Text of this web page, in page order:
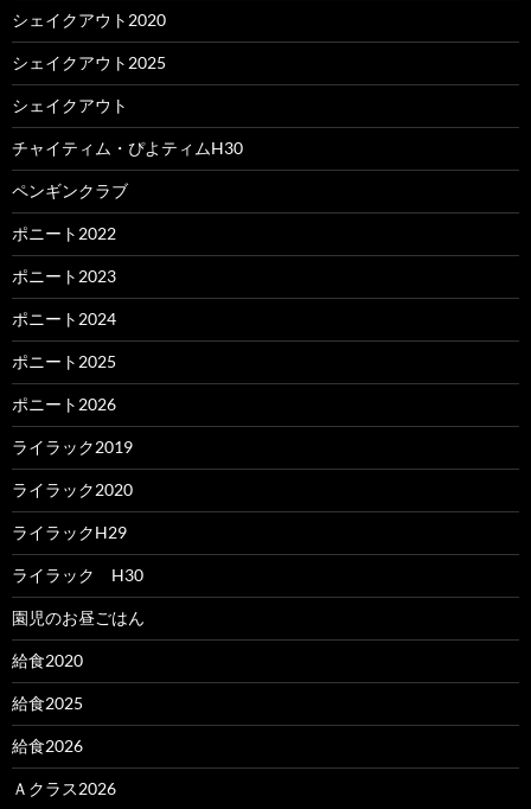
シェイクアウト2020
シェイクアウト2025
シェイクアウト
チャイティム・ぴよティムH30
ペンギンクラブ
ポニート2022
ポニート2023
ポニート2024
ポニート2025
ポニート2026
ライラック2019
ライラック2020
ライラックH29
ライラック H30
園児のお昼ごはん
給食2020
給食2025
給食2026
Ａクラス2026